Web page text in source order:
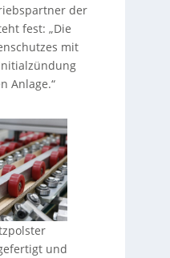
der
fest: „Die
mit
Anlage.“
und